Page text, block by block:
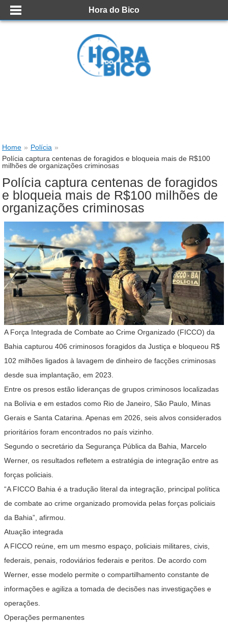
Hora do Bico
Home » Polícia »
Polícia captura centenas de foragidos e bloqueia mais de R$100
milhões de organizações criminosas
Polícia captura centenas de foragidos
e bloqueia mais de R$100 milhões de
organizações criminosas
A Força Integrada de Combate ao Crime Organizado (FICCO) da
Bahia capturou 406 criminosos foragidos da Justiça e bloqueou R$
102 milhões ligados à lavagem de dinheiro de facções criminosas
desde sua implantação, em 2023.
Entre os presos estão lideranças de grupos criminosos localizadas
na Bolívia e em estados como Rio de Janeiro, São Paulo, Minas
Gerais e Santa Catarina. Apenas em 2026, seis alvos considerados
prioritários foram encontrados no país vizinho.
Segundo o secretário da Segurança Pública da Bahia, Marcelo
Werner, os resultados refletem a estratégia de integração entre as
forças policiais.
“A FICCO Bahia é a tradução literal da integração, principal política
de combate ao crime organizado promovida pelas forças policiais
da Bahia”, afirmou.
Atuação integrada
A FICCO reúne, em um mesmo espaço, policiais militares, civis,
federais, penais, rodoviários federais e peritos. De acordo com
Werner, esse modelo permite o compartilhamento constante de
informações e agiliza a tomada de decisões nas investigações e
operações.
Operações permanentes